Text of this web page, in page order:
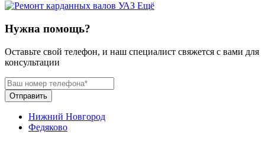
Ещё
Нужна помощь?
Оставьте свой телефон, и наш специалист свяжется с вами для
консультации
Отправить
Нижний Новгород
Федяково